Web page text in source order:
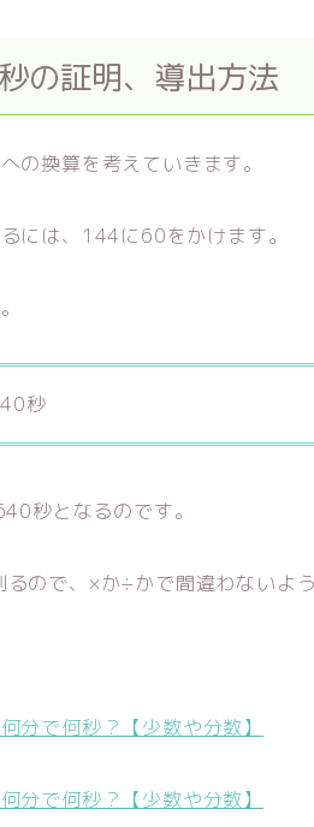
の証明、導出方法
の換算を考えていきます。
には、144に60をかけます。
秒
秒となるのです。
ので、×か÷かで間違わないよ
分で何秒？【少数や分数】
分で何秒？【少数や分数】